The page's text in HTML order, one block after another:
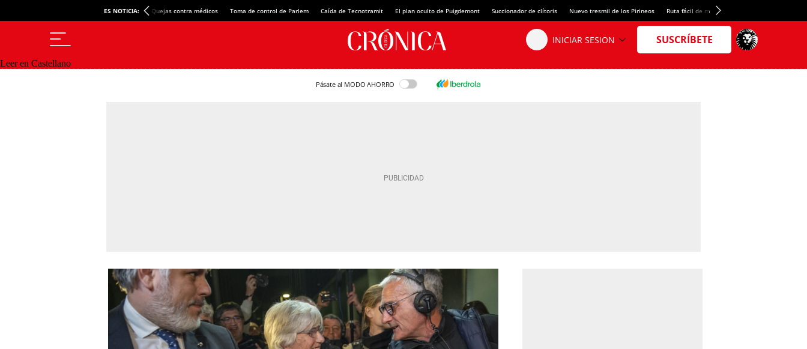
ES NOTICIA: Quejas contra médicos Toma de control de Parlem Caída de Tecnotramit El plan oculto de Puigdemont Succionador de clítoris Nuevo tresmil de los Pirineos Ruta fácil de montaña
Leer en Castellano
Pásate al MODO AHORRO